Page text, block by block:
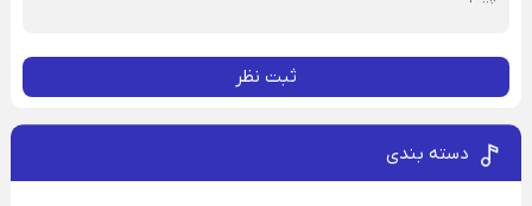
ثبت نظر
دسته بندی